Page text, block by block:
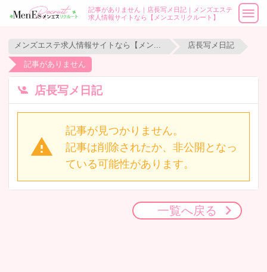
記事がありません｜店長写メ日記｜メンズエステ
求人情報サイトなら【メンエスリクルート】
店長写メ日記
記事がありません
店長写メ日記
記事が見つかりません。
記事は削除されたか、非公開となっ
ている可能性があります。
一覧へ戻る